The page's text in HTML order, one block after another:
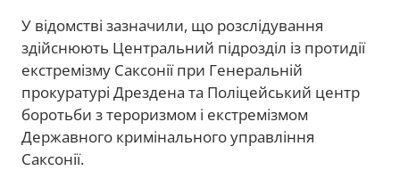
У відомстві зазначили, що розслідування
здійснюють Центральний підрозділ із протидії
екстремізму Саксонії при Генеральній
прокуратурі Дрездена та Поліцейський центр
боротьби з тероризмом і екстремізмом
Державного кримінального управління
Саксонії.